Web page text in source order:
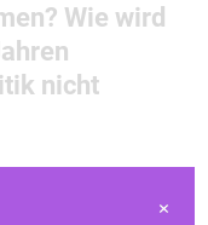
Wie wird
nicht
×